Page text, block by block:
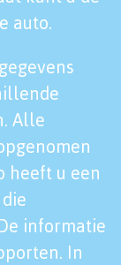
auto.
Alle
heeft u een
informatie
In